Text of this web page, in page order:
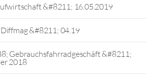
&#8211; 16.05.2019
&#8211; 04.19
Gebrauchsfahrradgeschäft &#8211;
2018